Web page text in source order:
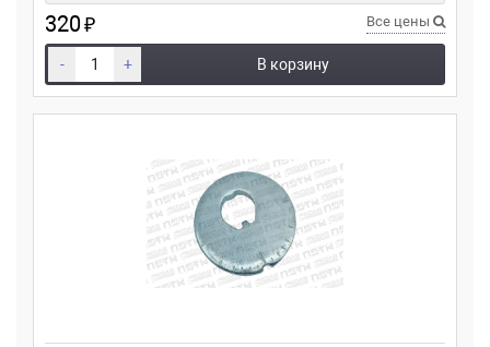
320₽ Все цены
- + В корзину